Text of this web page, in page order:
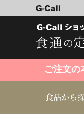
ご注文の
食品から